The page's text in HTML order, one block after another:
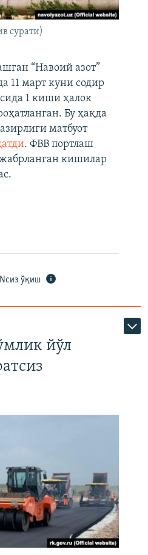
сурати)
“Навоий азот”
11 март куни содир
1 киши ҳалок
Бу ҳақда
матбуот
. ФВВ портлаш
жабрланган кишилар
ўқиш
йўл